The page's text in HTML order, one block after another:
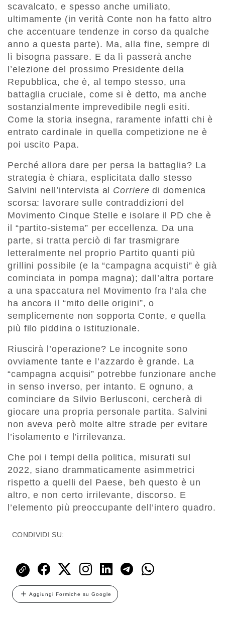
scavalcato, e spesso anche umiliato,
ultimamente (in verità Conte non ha fatto altro
che accentuare tendenze in corso da qualche
anno a questa parte). Ma, alla fine, sempre di
lì bisogna passare. E da lì passerà anche
l’elezione del prossimo Presidente della
Repubblica, che è, al tempo stesso, una
battaglia cruciale, come si è detto, ma anche
sostanzialmente imprevedibile negli esiti.
Come la storia insegna, raramente infatti chi è
entrato cardinale in quella competizione ne è
poi uscito Papa.
Perché allora dare per persa la battaglia? La
strategia è chiara, esplicitata dallo stesso
Salvini nell’intervista al Corriere di domenica
scorsa: lavorare sulle contraddizioni del
Movimento Cinque Stelle e isolare il PD che è
il “partito-sistema” per eccellenza. Da una
parte, si tratta perciò di far trasmigrare
letteralmente nel proprio Partito quanti più
grillini possibile (e la “campagna acquisti” è già
cominciata in pompa magna); dall’altra portare
a una spaccatura nel Movimento fra l’ala che
ha ancora il “mito delle origini”, o
semplicemente non sopporta Conte, e quella
più filo piddina o istituzionale.
Riuscirà l’operazione? Le incognite sono
ovviamente tante e l’azzardo è grande. La
“campagna acquisi” potrebbe funzionare anche
in senso inverso, per intanto. E ognuno, a
cominciare da Silvio Berlusconi, cercherà di
giocare una propria personale partita. Salvini
non aveva però molte altre strade per evitare
l’isolamento e l’irrilevanza.
Che poi i tempi della politica, misurati sul
2022, siano drammaticamente asimmetrici
rispetto a quelli del Paese, beh questo è un
altro, e non certo irrilevante, discorso. E
l’elemento più preoccupante dell’intero quadro.
CONDIVIDI SU:
Aggiungi Formiche su Google